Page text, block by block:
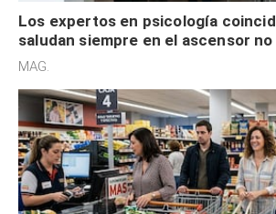
Los expertos en psicología
saludan siempre en el ascensor no
defensiva y tienen apertura social
MAG.